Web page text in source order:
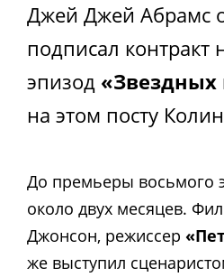
Джей Джей Абрамс
подписал контракт
эпизод «Звездных
на этом посту
До премьеры восьмого
около двух месяцев.
Джонсон, режиссер
же выступил